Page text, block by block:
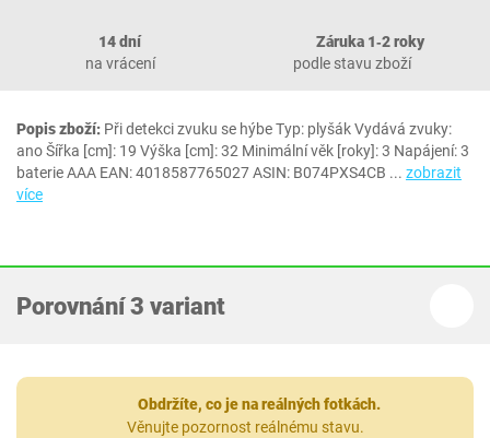
14 dní
na vrácení
Záruka 1‐2 roky
podle stavu zboží
Popis zboží: Při detekci zvuku se hýbe Typ: plyšák Vydává zvuky:
ano Šířka [cm]: 19 Výška [cm]: 32 Minimální věk [roky]: 3 Napájení: 3
baterie AAA EAN: 4018587765027 ASIN: B074PXS4CB ... zobrazit
více
Porovnání 3 variant
Obdržíte, co je na reálných fotkách.
Věnujte pozornost reálnému stavu.